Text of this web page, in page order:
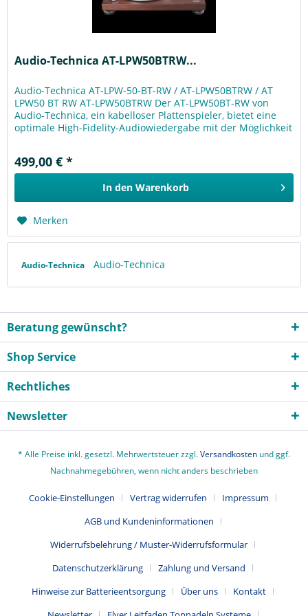
Audio-Technica AT-LPW50BTRW...
Audio-Technica AT-LPW-50-BT-RW / AT-LPW50BTRW / AT
LPW50 BT RW AT-LPW50BTRW Der AT-LPW50BT-RW von
Audio-Technica, ein kabelloser Plattenspieler, bietet eine
optimale High-Fidelity-Audiowiedergabe mit der Möglichkeit
499,00 € *
In den Warenkorb
Merken
Audio-Technica Audio-Technica
Beratung gewünscht?
Shop Service
Rechtliches
Newsletter
* Alle Preise inkl. gesetzl. Mehrwertsteuer zzgl.Versandkosten und ggf.
Nachnahmegebühren, wenn nicht anders beschrieben
Cookie-Einstellungen Vertrag widerrufen
Impressum
AGB und Kundeninformationen
Widerrufsbelehrung / Muster-Widerrufsformular
Datenschutzerklärung
Zahlung und Versand
Hinweise zur Batterieentsorgung
Über uns
Kontakt